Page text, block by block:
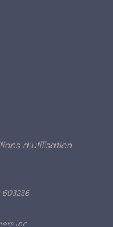
inc.
603236
d'utilisation